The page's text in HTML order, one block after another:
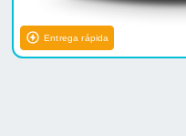
Entrega rápida